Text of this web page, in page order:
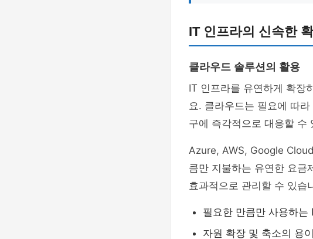
IT 인프라의 신속한
클라우드 솔루션의 활용
IT 인프라를 유연하게 확장
요. 클라우드는 필요에 따
구에 즉각적으로 대응할 수
Azure, AWS, Google
큼만 지불하는 유연한 요금
효과적으로 관리할 수 있습
필요한 만큼만 사용하
자원 확장 및 축소의 용